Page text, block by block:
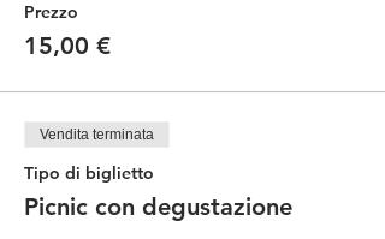
Prezzo
15,00 €
Vendita terminata
Tipo di biglietto
Picnic con degustazione